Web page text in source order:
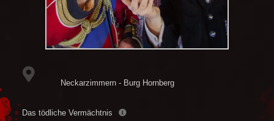
Neckarzimmern - Burg Hornberg
Das tödliche Vermächtnis